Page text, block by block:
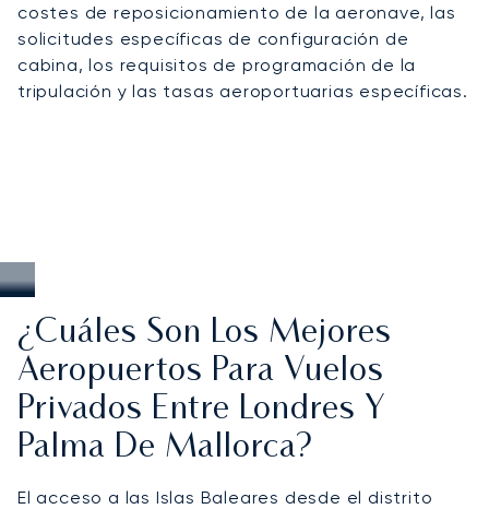
costes de reposicionamiento de la aeronave, las
solicitudes específicas de configuración de
cabina, los requisitos de programación de la
tripulación y las tasas aeroportuarias específicas.
¿Cuáles Son Los Mejores
Aeropuertos Para Vuelos
Privados Entre Londres Y
Palma De Mallorca?
El acceso a las Islas Baleares desde el distrito